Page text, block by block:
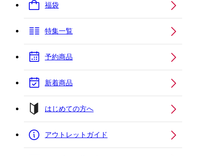
福袋
特集一覧
予約商品
新着商品
はじめての方へ
アウトレットガイド